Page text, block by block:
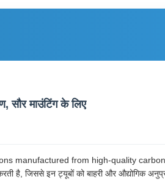
सौर माउंटिंग के लिए
manufactured from high-quality
जिससे इन ट्यूबों को बाहरी और औद्योगिक